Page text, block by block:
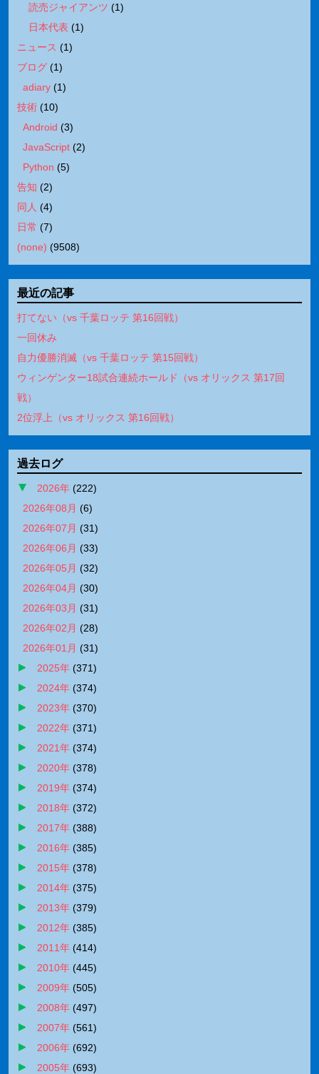
読売ジャイアンツ (1)
日本代表 (1)
ニュース (1)
ブログ (1)
adiary (1)
技術 (10)
Android (3)
JavaScript (2)
Python (5)
告知 (2)
同人 (4)
日常 (7)
(none) (9508)
最近の記事
打てない（vs 千葉ロッテ 第16回戦）
一回休み
自力優勝消滅（vs 千葉ロッテ 第15回戦）
ウィンゲンター18試合連続ホールド（vs オリックス 第17回
戦）
2位浮上（vs オリックス 第16回戦）
過去ログ
2026年 (222)
2026年08月 (6)
2026年07月 (31)
2026年06月 (33)
2026年05月 (32)
2026年04月 (30)
2026年03月 (31)
2026年02月 (28)
2026年01月 (31)
2025年 (371)
2024年 (374)
2023年 (370)
2022年 (371)
2021年 (374)
2020年 (378)
2019年 (374)
2018年 (372)
2017年 (388)
2016年 (385)
2015年 (378)
2014年 (375)
2013年 (379)
2012年 (385)
2011年 (414)
2010年 (445)
2009年 (505)
2008年 (497)
2007年 (561)
2006年 (692)
2005年 (693)